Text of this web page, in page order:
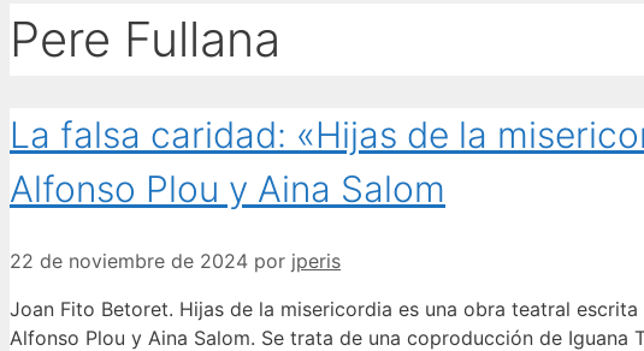
Pere Fullana
La falsa caridad: «Hijas de la
Alfonso Plou y Aina Salom
22 de noviembre de 2024 por jperis
Joan Fito Betoret. Hijas de la misericordia es una obra teatral
Alfonso Plou y Aina Salom. Se trata de una coproducción de Iguana